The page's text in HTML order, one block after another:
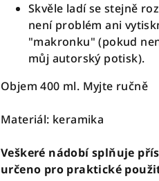
Skvěle ladí se stejně
není problém ani
"makronku" (pokud
můj autorský potisk).
Objem 400 ml. Myjte ručně
Materiál: keramika
Veškeré nádobí splňuje
určeno pro praktické